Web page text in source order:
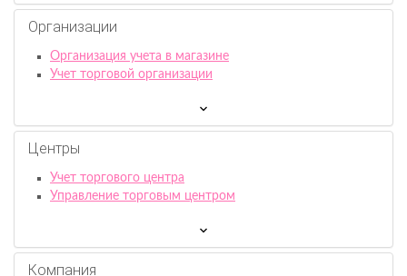
Организации
Организация учета в магазине
Учет торговой организации
Центры
Учет торгового центра
Управление торговым центром
Компания